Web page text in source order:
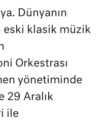
Dünyanın
eski klasik müzik
Orkestrası
yönetiminde
29 Aralık
ile